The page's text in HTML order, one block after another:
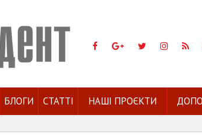
БЛОГИ СТАТТІ НАШІ ПРОЄКТИ